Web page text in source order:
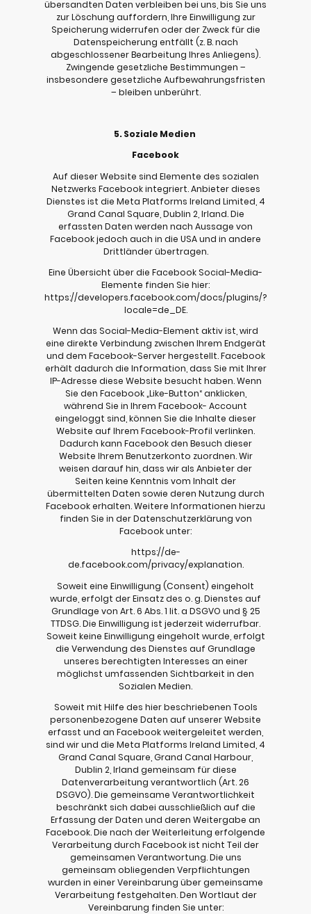
übersandten Daten verbleiben bei uns, bis Sie uns
zur Löschung auffordern, Ihre Einwilligung zur
Speicherung widerrufen oder der Zweck für die
Datenspeicherung entfällt (z. B. nach
abgeschlossener Bearbeitung Ihres Anliegens).
Zwingende gesetzliche Bestimmungen –
insbesondere gesetzliche Aufbewahrungsfristen
– bleiben unberührt.
5. Soziale Medien
Facebook
Auf dieser Website sind Elemente des sozialen
Netzwerks Facebook integriert. Anbieter dieses
Dienstes ist die Meta Platforms Ireland Limited, 4
Grand Canal Square, Dublin 2, Irland. Die
erfassten Daten werden nach Aussage von
Facebook jedoch auch in die USA und in andere
Drittländer übertragen.
Eine Übersicht über die Facebook Social-Media-
Elemente finden Sie hier:
https://developers.facebook.com/docs/plugins/?
locale=de_DE.
Wenn das Social-Media-Element aktiv ist, wird
eine direkte Verbindung zwischen Ihrem Endgerät
und dem Facebook-Server hergestellt. Facebook
erhält dadurch die Information, dass Sie mit Ihrer
IP-Adresse diese Website besucht haben. Wenn
Sie den Facebook „Like-Button“ anklicken,
während Sie in Ihrem Facebook- Account
eingeloggt sind, können Sie die Inhalte dieser
Website auf Ihrem Facebook-Profil verlinken.
Dadurch kann Facebook den Besuch dieser
Website Ihrem Benutzerkonto zuordnen. Wir
weisen darauf hin, dass wir als Anbieter der
Seiten keine Kenntnis vom Inhalt der
übermittelten Daten sowie deren Nutzung durch
Facebook erhalten. Weitere Informationen hierzu
finden Sie in der Datenschutzerklärung von
Facebook unter:
https://de-
de.facebook.com/privacy/explanation.
Soweit eine Einwilligung (Consent) eingeholt
wurde, erfolgt der Einsatz des o. g. Dienstes auf
Grundlage von Art. 6 Abs. 1 lit. a DSGVO und § 25
TTDSG. Die Einwilligung ist jederzeit widerrufbar.
Soweit keine Einwilligung eingeholt wurde, erfolgt
die Verwendung des Dienstes auf Grundlage
unseres berechtigten Interesses an einer
möglichst umfassenden Sichtbarkeit in den
Sozialen Medien.
Soweit mit Hilfe des hier beschriebenen Tools
personenbezogene Daten auf unserer Website
erfasst und an Facebook weitergeleitet werden,
sind wir und die Meta Platforms Ireland Limited, 4
Grand Canal Square, Grand Canal Harbour,
Dublin 2, Irland gemeinsam für diese
Datenverarbeitung verantwortlich (Art. 26
DSGVO). Die gemeinsame Verantwortlichkeit
beschränkt sich dabei ausschließlich auf die
Erfassung der Daten und deren Weitergabe an
Facebook. Die nach der Weiterleitung erfolgende
Verarbeitung durch Facebook ist nicht Teil der
gemeinsamen Verantwortung. Die uns
gemeinsam obliegenden Verpflichtungen
wurden in einer Vereinbarung über gemeinsame
Verarbeitung festgehalten. Den Wortlaut der
Vereinbarung finden Sie unter: